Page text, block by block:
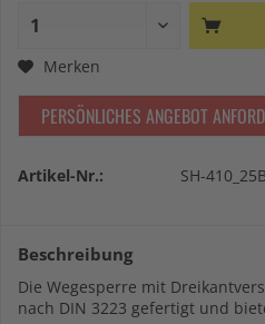
Merken
PERSÖNLICHES ANGEBOT
Artikel-Nr.: SH-410_25B
Beschreibung
Die Wegesperre mit
nach DIN 3223 gefertigt und